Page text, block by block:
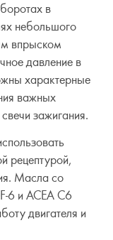
в
небольшого
впрыском
давление в
характерные
важных
зажигания.
рецептурой,
Масла со
6 и ACEA C6
двигателя и